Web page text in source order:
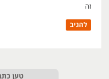
זה
להגיב
טען